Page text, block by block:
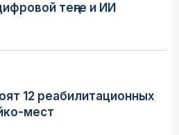
теңге и ИИ
12 реабилитационных
мест